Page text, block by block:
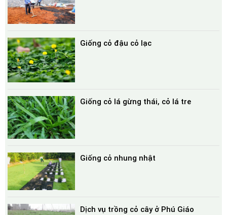
Giống cỏ đậu cỏ lạc
Giống cỏ lá gừng thái, cỏ lá tre
Giống cỏ nhung nhật
Dịch vụ trồng cỏ cây ở Phú Giáo